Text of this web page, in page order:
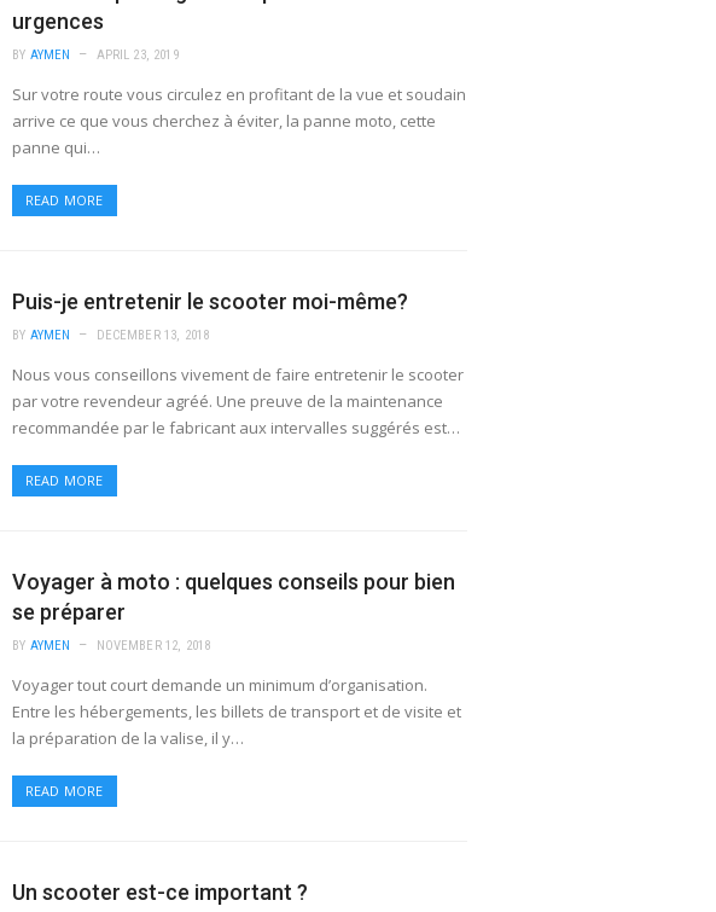
urgences
BY AYMEN APRIL 23, 2019
Sur votre route vous circulez en profitant de la vue et soudain
arrive ce que vous cherchez à éviter, la panne moto, cette
panne qui…
READ MORE
Puis-je entretenir le scooter moi-même?
BY AYMEN DECEMBER 13, 2018
Nous vous conseillons vivement de faire entretenir le scooter
par votre revendeur agréé. Une preuve de la maintenance
recommandée par le fabricant aux intervalles suggérés est…
READ MORE
Voyager à moto : quelques conseils pour bien
se préparer
BY AYMEN NOVEMBER 12, 2018
Voyager tout court demande un minimum d’organisation.
Entre les hébergements, les billets de transport et de visite et
la préparation de la valise, il y…
READ MORE
Un scooter est-ce important ?